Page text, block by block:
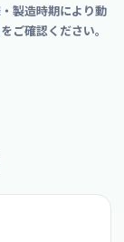
製造時期により動
ご確認ください。